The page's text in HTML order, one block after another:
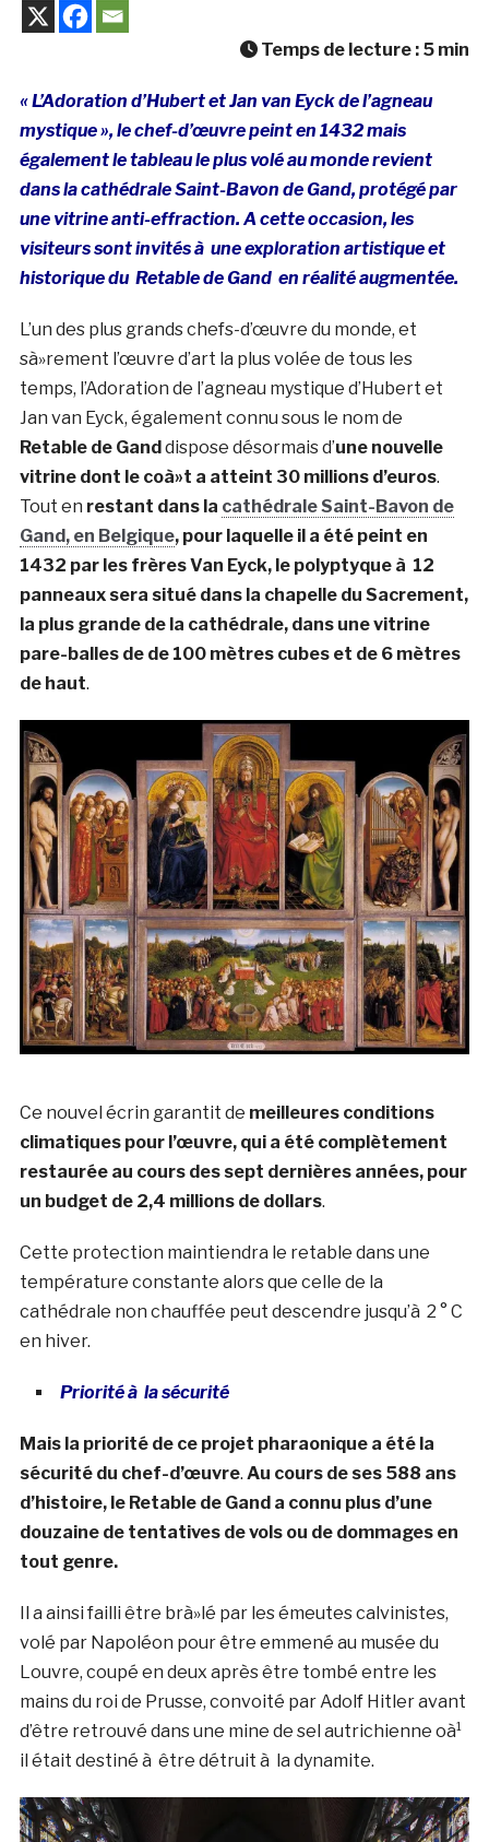
Temps de lecture : 5 min
« L’Adoration d’Hubert et Jan van Eyck de l’agneau
mystique », le chef-d’œuvre peint en 1432 mais
également le tableau le plus volé au monde revient
dans la cathédrale Saint-Bavon de Gand, protégé par
une vitrine anti-effraction. A cette occasion, les
visiteurs sont invités à une exploration artistique et
historique du Retable de Gand en réalité augmentée.
L’un des plus grands chefs-d’œuvre du monde, et
sà»rement l’œuvre d’art la plus volée de tous les
temps, l’Adoration de l’agneau mystique d’Hubert et
Jan van Eyck, également connu sous le nom de
Retable de Ganddispose désormais d’une nouvelle
vitrine dont le coà»t a atteint 30 millions d’euros.
Tout en restant dans la cathédrale Saint-Bavon de
Gand, en Belgique, pour laquelle il a été peint en
1432 par les frères Van Eyck, le polyptyque à 12
panneaux sera situé dans la chapelle du Sacrement,
la plus grande de la cathédrale, dans une vitrine
pare-balles de de 100 mètres cubes et de 6 mètres
de haut.
Ce nouvel écrin garantit de meilleures conditions
climatiques pour l’œuvre, qui a été complètement
restaurée au cours des sept dernières années, pour
un budget de 2,4 millions de dollars.
Cette protection maintiendra le retable dans une
température constante alors que celle de la
cathédrale non chauffée peut descendre jusqu’à 2 ° C
en hiver.
Priorité à la sécurité
Mais la priorité de ce projet pharaonique a été la
sécurité du chef-d’œuvre. Au cours de ses 588 ans
d’histoire, le Retable de Gand a connu plus d’une
douzaine de tentatives de vols ou de dommages en
tout genre.
Il a ainsi failli être brà»lé par les émeutes calvinistes,
volé par Napoléon pour être emmené au musée du
Louvre, coupé en deux après être tombé entre les
mains du roi de Prusse, convoité par Adolf Hitler avant
d’être retrouvé dans une mine de sel autrichienne oà¹
il était destiné à être détruit à la dynamite.